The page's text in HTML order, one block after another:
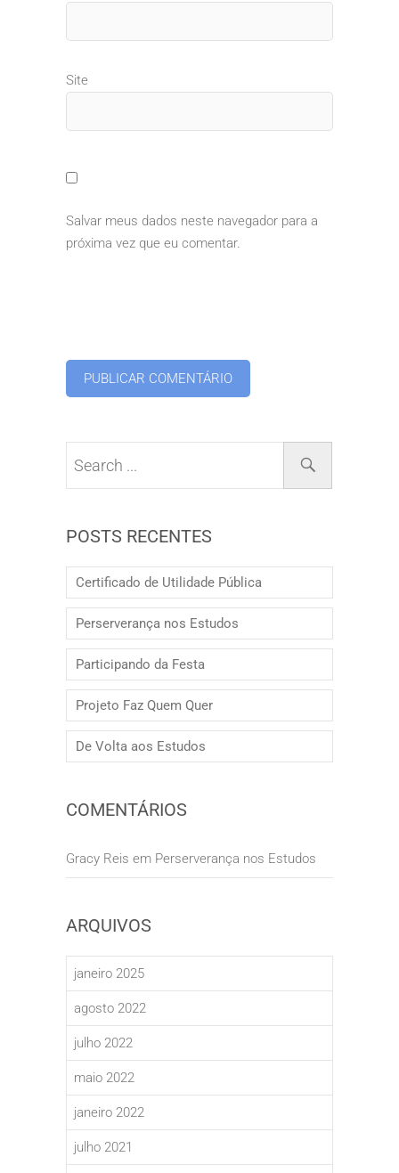
Site
Salvar meus dados neste navegador para a
próxima vez que eu comentar.
POSTS RECENTES
Certificado de Utilidade Pública
Perserverança nos Estudos
Participando da Festa
Projeto Faz Quem Quer
De Volta aos Estudos
COMENTÁRIOS
Gracy Reis em Perserverança nos Estudos
ARQUIVOS
janeiro 2025
agosto 2022
julho 2022
maio 2022
janeiro 2022
julho 2021